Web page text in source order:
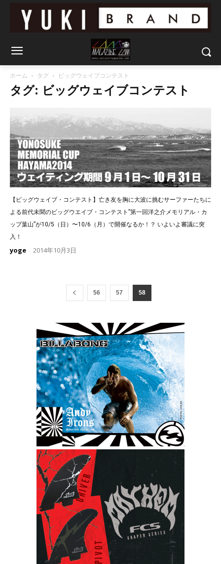
ホーム タグ ビッグウェイブコンテスト
タグ: ビッグウェイブコンテスト
【ビッグウェイブ・コンテスト】亡き友を胸に大波に挑むサーファーたちに
よる前代未聞のビッグウエイブ・コンテスト”第一回洋之介メモリアル・カ
ップ葉山”が10/5（日）〜10/6（月）で開催なるか！？ いよいよ審議に突
入！
yoge - 2014年10月3日
56 57 58